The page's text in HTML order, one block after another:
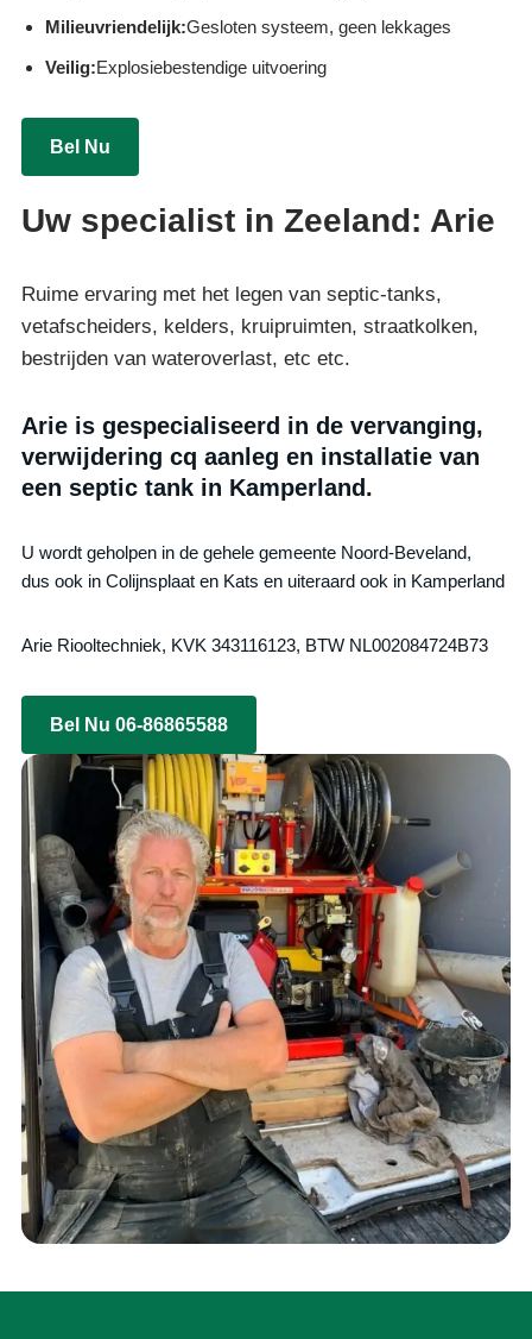
Milieuvriendelijk:Gesloten systeem, geen lekkages
Veilig:Explosiebestendige uitvoering
Bel Nu
Uw specialist in Zeeland: Arie
Ruime ervaring met het legen van septic-tanks,
vetafscheiders, kelders, kruipruimten, straatkolken,
bestrijden van wateroverlast, etc etc.
Arie is gespecialiseerd in de vervanging,
verwijdering cq aanleg en installatie van
een septic tank in Kamperland.
U wordt geholpen in de gehele gemeente Noord-Beveland,
dus ook in Colijnsplaat en Kats en uiteraard ook in Kamperland
Arie Riooltechniek, KVK 343116123, BTW NL002084724B73
Bel Nu 06-86865588